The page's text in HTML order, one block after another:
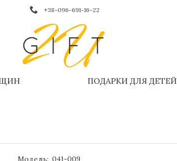
+38-096-691-16-22
ПОДАРКИ ДЛЯ ДЕТЕЙ
Модель: 041-009